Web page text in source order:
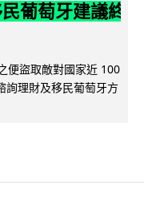
葡萄牙建議終
便盜取敵對國家近 100
詢理財及移民葡萄牙方